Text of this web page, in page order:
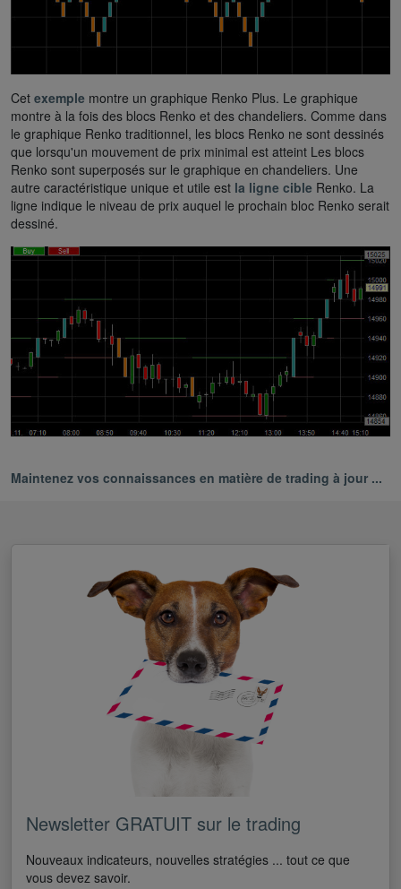
Cet exemple montre un graphique Renko Plus. Le graphique
montre à la fois des blocs Renko et des chandeliers. Comme dans
le graphique Renko traditionnel, les blocs Renko ne sont dessinés
que lorsqu'un mouvement de prix minimal est atteint Les blocs
Renko sont superposés sur le graphique en chandeliers. Une
autre caractéristique unique et utile est la ligne cible Renko. La
ligne indique le niveau de prix auquel le prochain bloc Renko serait
dessiné.
Maintenez vos connaissances en matière de trading à jour ...
Newsletter GRATUIT sur le trading
Nouveaux indicateurs, nouvelles stratégies ... tout ce que
vous devez savoir.